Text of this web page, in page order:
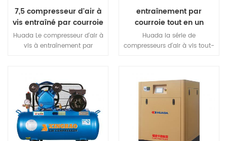
7,5 compresseur d'air à
vis entraîné par courroie
kw
Huada Le compresseur d'air à
vis à entraînement par
performance, extrêmement
puissant power.IP54 moteur
de classe de protection,
protéger la poussière interne,
classe d'isolation f
grade.Achieve à long terme
entraînement par
courroie tout en un
compresseur d'air à vis
Huada la série de
compresseurs d'air à vis tout-
connectant simplement un
tuyau de sortie, un tuyau de
vidange et des câbles
électriques au système